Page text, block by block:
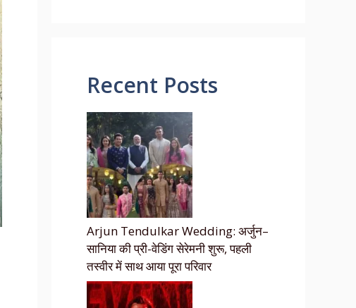
Recent Posts
Arjun Tendulkar Wedding: अर्जुन–
सानिया की प्री-वेडिंग सेरेमनी शुरू, पहली
तस्वीर में साथ आया पूरा परिवार